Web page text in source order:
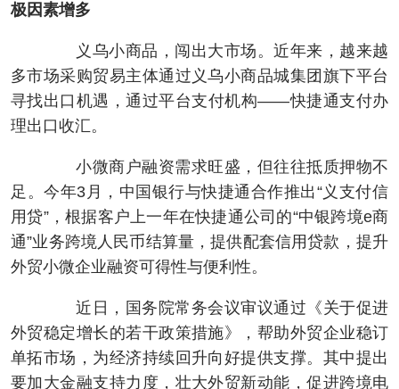
极因素增多
义乌小商品，闯出大市场。近年来，越来越
多市场采购贸易主体通过义乌小商品城集团旗下平台
寻找出口机遇，通过平台支付机构——快捷通支付办
理出口收汇。
小微商户融资需求旺盛，但往往抵质押物不
足。今年3月，中国银行与快捷通合作推出“义支付信
用贷”，根据客户上一年在快捷通公司的“中银跨境e商
通”业务跨境人民币结算量，提供配套信用贷款，提升
外贸小微企业融资可得性与便利性。
近日，国务院常务会议审议通过《关于促进
外贸稳定增长的若干政策措施》，帮助外贸企业稳订
单拓市场，为经济持续回升向好提供支撑。其中提出
要加大金融支持力度，壮大外贸新动能，促进跨境电